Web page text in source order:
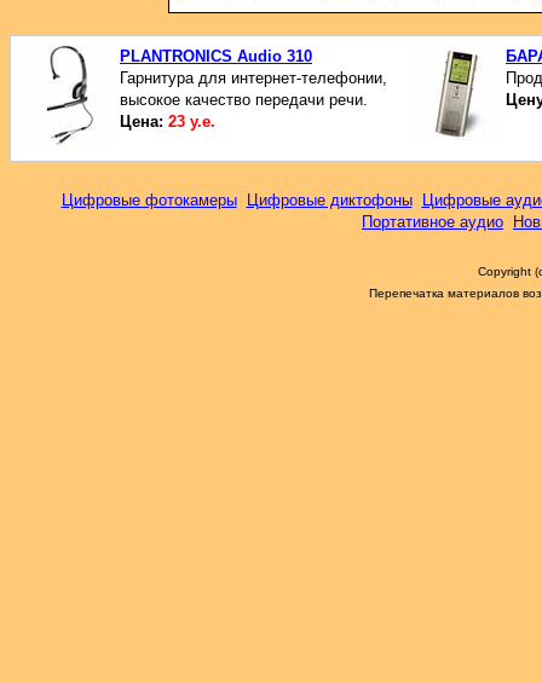
PLANTRONICS Audio 310
Гарнитура для интернет-телефонии,
высокое качество передачи речи.
Цена: 23 у.е.
Цифровые фотокамеры Цифровые диктофоны
Цифровые
Портативное аудио
Copyright
Перепечатка материалов